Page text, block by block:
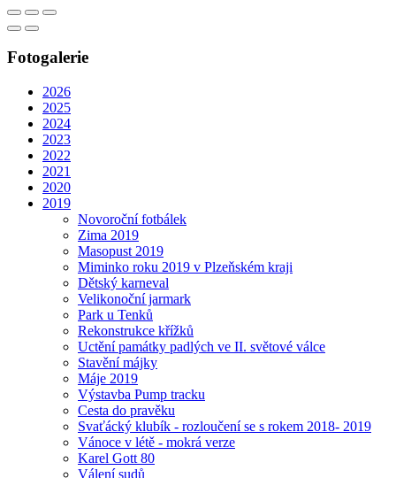
Fotogalerie
2026
2025
2024
2023
2022
2021
2020
2019
Novoroční fotbálek
Zima 2019
Masopust 2019
Miminko roku 2019 v Plzeňském kraji
Dětský karneval
Velikonoční jarmark
Park u Tenků
Rekonstrukce křížků
Uctění památky padlých ve II. světové válce
Stavění májky
Máje 2019
Výstavba Pump tracku
Cesta do pravěku
Svaťácký klubík - rozloučení se s rokem 2018- 2019
Vánoce v létě - mokrá verze
Karel Gott 80
Válení sudů